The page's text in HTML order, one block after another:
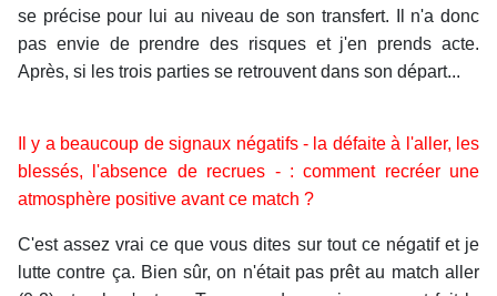
se précise pour lui au niveau de son transfert. Il n'a donc
pas envie de prendre des risques et j'en prends acte.
Après, si les trois parties se retrouvent dans son départ...
Il y a beaucoup de signaux négatifs - la défaite à l'aller, les
blessés, l'absence de recrues - : comment recréer une
atmosphère positive avant ce match ?
C'est assez vrai ce que vous dites sur tout ce négatif et je
lutte contre ça. Bien sûr, on n'était pas prêt au match aller